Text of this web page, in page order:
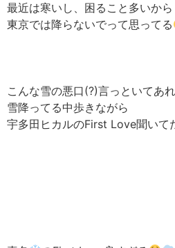
最近は寒いし、困ること多いから
東京では降らないでって思ってる
こんな雪の悪口(?)言っといてあ
雪降ってる中歩きながら
宇多田ヒカルのFirst Love聞いて